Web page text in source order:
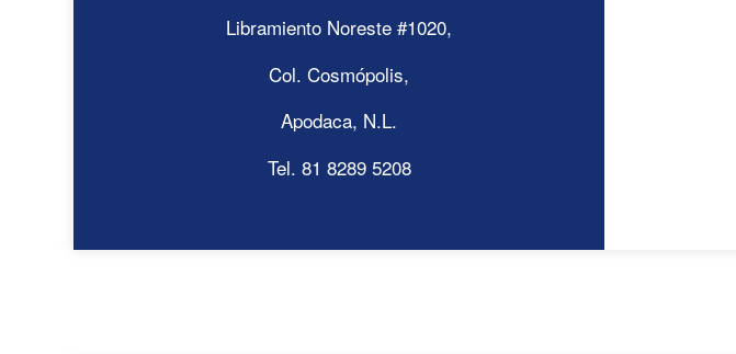
Libramiento Noreste #1020,
Col. Cosmópolis,
Apodaca, N.L.
Tel. 81 8289 5208